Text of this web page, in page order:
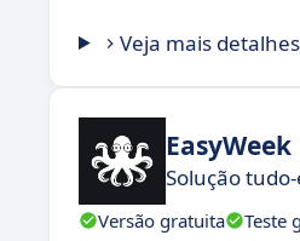
Veja mais detalhes
EasyWeek
Solução
Versão gratuita Teste